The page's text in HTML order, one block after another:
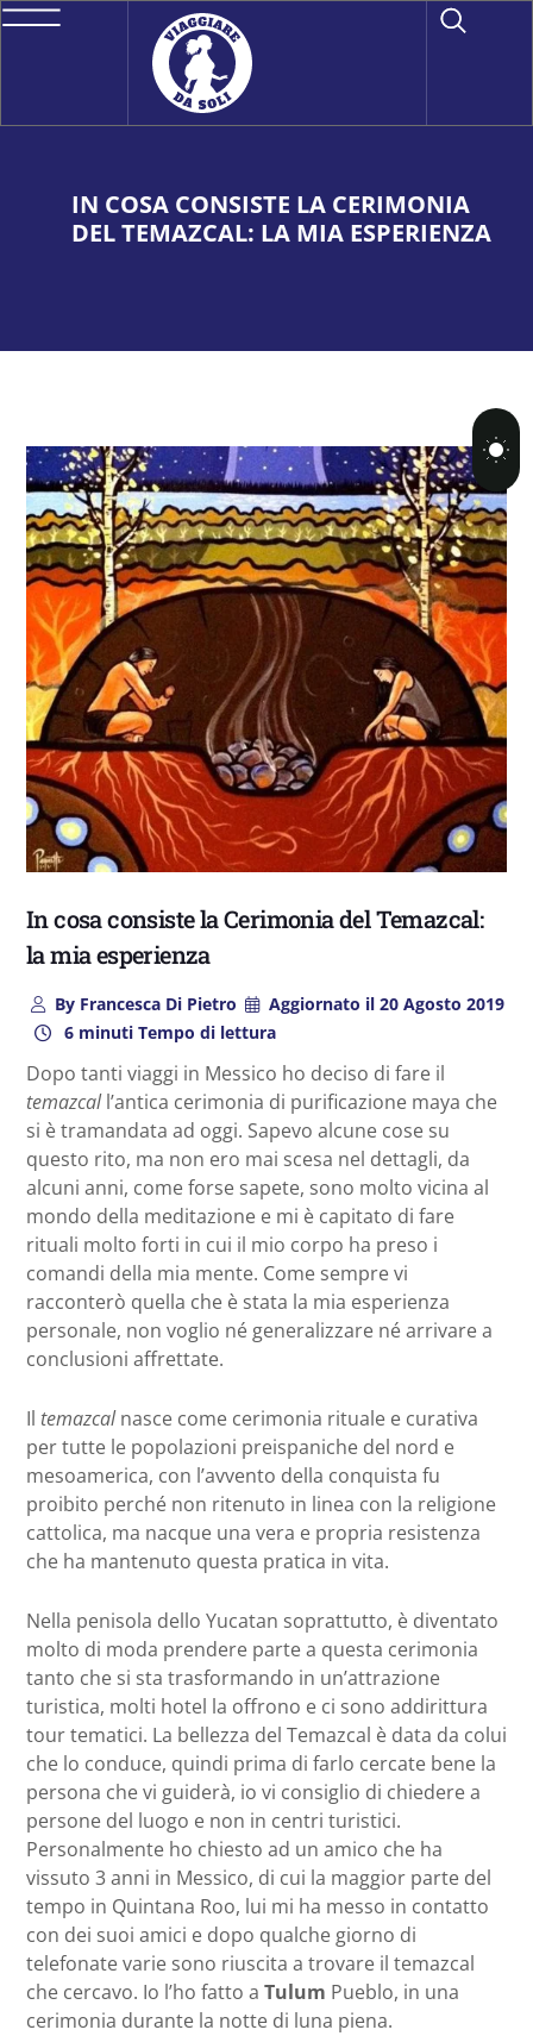
IN COSA CONSISTE LA CERIMONIA
DEL TEMAZCAL: LA MIA ESPERIENZA
In cosa consiste la Cerimonia del Temazcal:
la mia esperienza
ByFrancesca Di Pietro Aggiornato il 20 Agosto 2019
6 minuti Tempo di lettura
Dopo tanti viaggi in Messico ho deciso di fare il
temazcall’antica cerimonia di purificazione maya che
si è tramandata ad oggi. Sapevo alcune cose su
questo rito, ma non ero mai scesa nel dettagli, da
alcuni anni, come forse sapete, sono molto vicina al
mondo della meditazione e mi è capitato di fare
rituali molto forti in cui il mio corpo ha preso i
comandi della mia mente. Come sempre vi
racconterò quella che è stata la mia esperienza
personale, non voglio né generalizzare né arrivare a
conclusioni affrettate.
Il temazcalnasce come cerimonia rituale e curativa
per tutte le popolazioni preispaniche del nord e
mesoamerica, con l’avvento della conquista fu
proibito perché non ritenuto in linea con la religione
cattolica, ma nacque una vera e propria resistenza
che ha mantenuto questa pratica in vita.
Nella penisola dello Yucatan soprattutto, è diventato
molto di moda prendere parte a questa cerimonia
tanto che si sta trasformando in un’attrazione
turistica, molti hotel la offrono e ci sono addirittura
tour tematici. La bellezza del Temazcal è data da colui
che lo conduce, quindi prima di farlo cercate bene la
persona che vi guiderà, io vi consiglio di chiedere a
persone del luogo e non in centri turistici.
Personalmente ho chiesto ad un amico che ha
vissuto 3 anni in Messico, di cui la maggior parte del
tempo in Quintana Roo, lui mi ha messo in contatto
con dei suoi amici e dopo qualche giorno di
telefonate varie sono riuscita a trovare il temazcal
che cercavo. Io l’ho fatto a Tulum Pueblo, in una
cerimonia durante la notte di luna piena.